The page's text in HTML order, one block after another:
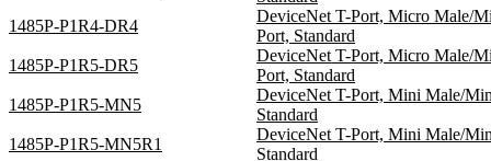
1485P-P1R4-DR4
DeviceNet T-Port, Micro Male/
Port, Standard
1485P-P1R5-DR5
DeviceNet T-Port, Micro Male/
Port, Standard
1485P-P1R5-MN5
DeviceNet T-Port, Mini Male/
Standard
1485P-P1R5-MN5R1
DeviceNet T-Port, Mini Male/
Standard